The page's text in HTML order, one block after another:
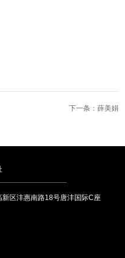
下一条：薛美娟
新区沣惠南路18号唐沣国际C座